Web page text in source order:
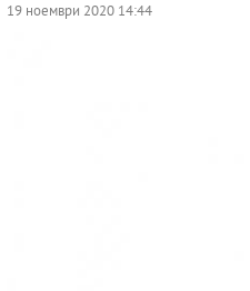
19 ноември 2020 14:44